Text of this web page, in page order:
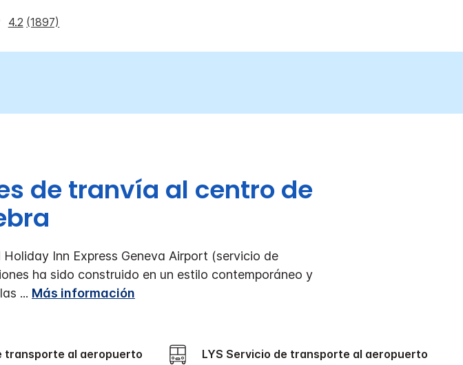
4.2 (1897)
de tranvía al centro de
Inn Express Geneva Airport (servicio de
ha sido construido en un estilo contemporáneo y
... Más información
transporte al aeropuerto LYS Servicio de transporte al aeropuerto